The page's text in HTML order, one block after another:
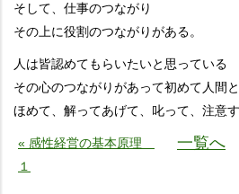
そして、仕事のつながり
その上に役割のつながりがある。
人は皆認めてもらいたいと思っている
その心のつながりがあって初めて人間
ほめて、解ってあげて、叱って、注意す
« 感性経営の基本原理
１
一覧へ